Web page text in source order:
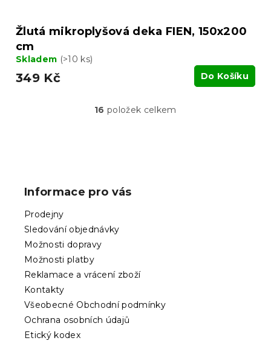
Žlutá mikroplyšová deka FIEN, 150x200
cm
Skladem (>10 ks)
349 Kč Do Košíku
O
ý
i
s
16 položek celkem
Informace pro vás
Prodejny
Sledování objednávky
Možnosti dopravy
Možnosti platby
Reklamace a vrácení zboží
Kontakty
Všeobecné Obchodní podmínky
Ochrana osobních údajů
Etický kodex